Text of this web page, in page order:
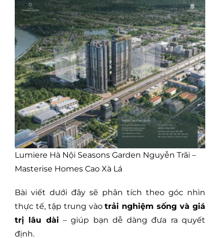
Lumiere Hà Nội Seasons Garden Nguyễn Trãi –
Masterise Homes Cao Xà Lá
Bài viết dưới đây sẽ phân tích theo góc nhìn
thực tế, tập trung vàotrải nghiệm sống và giá
trị lâu dài – giúp bạn dễ dàng đưa ra quyết
định.